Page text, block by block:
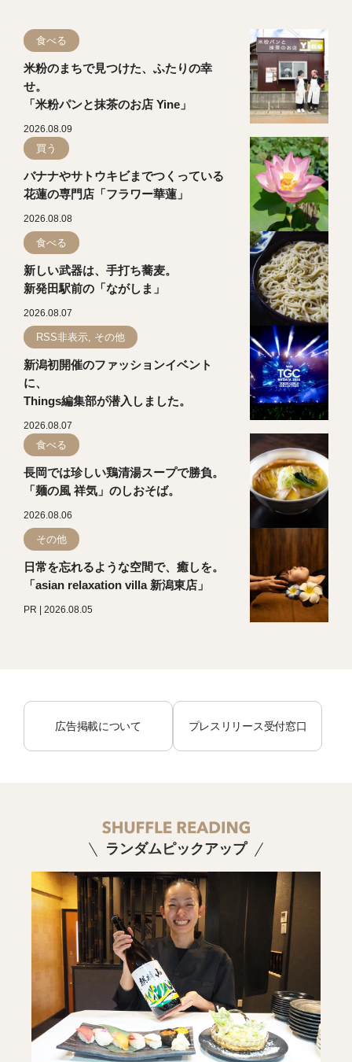
食べる
米粉のまちで見つけた、ふたりの幸
せ。
「米粉パンと抹茶のお店 Yine」
2026.08.09
買う
バナナやサトウキビまでつくっている
花蓮の専門店「フラワー華蓮」
2026.08.08
食べる
新しい武器は、手打ち蕎麦。
新発田駅前の「ながしま」
2026.08.07
RSS非表示, その他
新潟初開催のファッションイベント
に、
Things編集部が潜入しました。
2026.08.07
食べる
長岡では珍しい鶏清湯スープで勝負。
「麺の風 祥気」のしおそば。
2026.08.06
その他
日常を忘れるような空間で、癒しを。
「asian relaxation villa 新潟東店」
PR | 2026.08.05
広告掲載について プレスリリース受付窓口
ランダムピックアップ